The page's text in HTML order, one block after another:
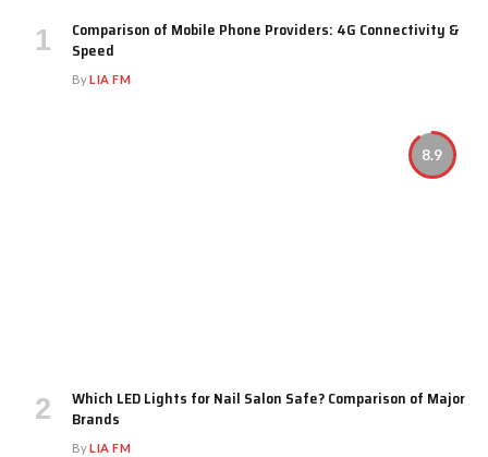
Comparison of Mobile Phone Providers: 4G Connectivity &
Speed
ByLIA FM
8.9
Which LED Lights for Nail Salon Safe? Comparison of Major
Brands
ByLIA FM